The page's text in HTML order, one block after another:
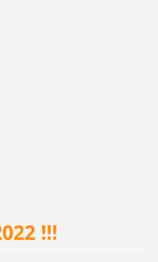
!!!